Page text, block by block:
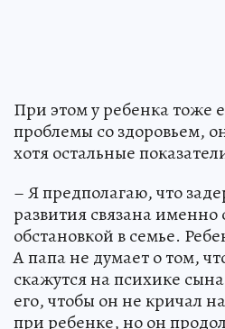
При этом у ребенка тоже
проблемы со здоровьем,
хотя остальные
– Я предполагаю, что
развития связана именно
обстановкой в семье.
А папа не думает о том,
скажутся на психике
его, чтобы он не кричал
при ребенке, но он